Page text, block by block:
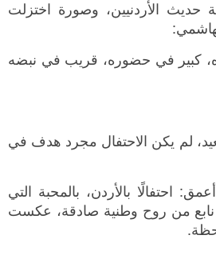
الأردنيين، وصورة اختزلت
كبير في حضوره، قريب في نبضه
لم يكن الاحتفال مجرد هدف في
احتفالًا بالأردن، بالمحبة التي
نابع من روح وطنية صادقة، عكست